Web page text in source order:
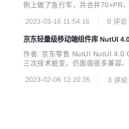
例上做了急行军，共合并70+PR
2023-03-16 11:54:16
0 评论
京东轻量级移动端组件库 NutUI 4.0
作者: 京东零售 NutUI NutUI 4.0
三次技术蜕变，仍面临很多兼容
2023-02-06 12:20:35
3 评论